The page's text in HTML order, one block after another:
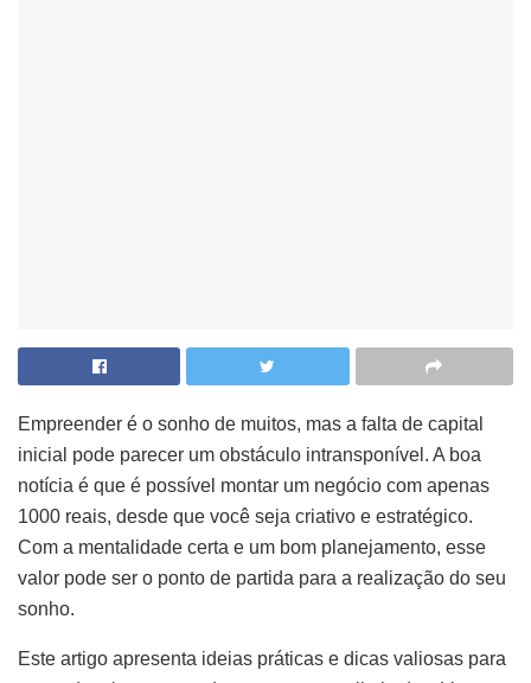
Empreender é o sonho de muitos, mas a falta de capital
inicial pode parecer um obstáculo intransponível. A boa
notícia é que é possível montar um negócio com apenas
1000 reais, desde que você seja criativo e estratégico.
Com a mentalidade certa e um bom planejamento, esse
valor pode ser o ponto de partida para a realização do seu
sonho.
Este artigo apresenta ideias práticas e dicas valiosas para